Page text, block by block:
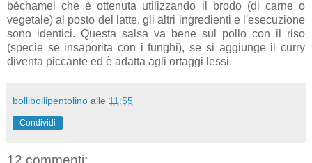
béchamel che è ottenuta utilizzando il brodo (di carne o
vegetale) al posto del latte, gli altri ingredienti e l'esecuzione
sono identici. Questa salsa va bene sul pollo con il riso
(specie se insaporita con i funghi), se si aggiunge il curry
diventa piccante ed è adatta agli ortaggi lessi.
bollibollipentolino alle 11:55
Condividi
12 commenti: